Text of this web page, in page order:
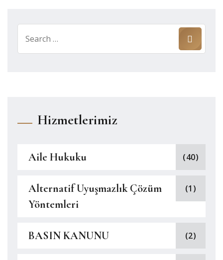
for:
Hizmetlerimiz
Aile Hukuku (40)
Alternatif Uyuşmazlık Çözüm
Yöntemleri
(1)
BASIN KANUNU (2)